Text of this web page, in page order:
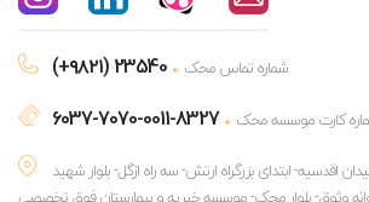
(+۹۸۲۱) 23540 شماره تماس محک
6037-7070-0011-8327
کارت موسسه محک
اقدسیه- ابتدای بزرگراه ارتش- سه راه ازگل- بلوار شهید